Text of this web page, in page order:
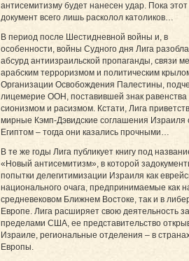
антисемитизму будет нанесен удар. Пока этот
документ всего лишь расколол католиков…
В период после Шестидневной войны и, в
особенности, войны Судного дня Лига
абсурд антиизраильской пропаганды, связи
арабским терроризмом и политическим
Организации Освобождения Палестины,
лицемерие ООН, поставившей знак
сионизмом и расизмом. Кстати, Лига
мирные Кэмп-Дэвидские соглашения Израиля
Египтом – тогда они казались прочными…
В те же годы Лига публикует книгу под
«Новый антисемитизм», в которой
попытки делегитимизации Израиля как
национального очага, предпринимаемые как
средневековом Ближнем Востоке, так и в
Европе. Лига расширяет свою деятельность за
пределами США, ее представительство
Израиле, региональные отделения – в
Европы.